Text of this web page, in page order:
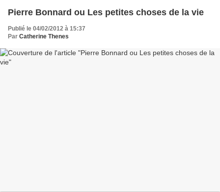
Pierre Bonnard ou Les petites choses de la vie
Publié le 04/02/2012 à 15:37
Par Catherine Thenes